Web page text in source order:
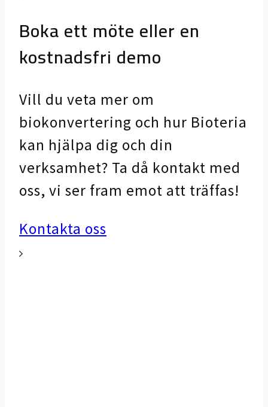
Boka ett möte eller en
kostnadsfri demo
Vill du veta mer om
biokonvertering och hur Bioteria
kan hjälpa dig och din
verksamhet? Ta då kontakt med
oss, vi ser fram emot att träffas!
Kontakta oss